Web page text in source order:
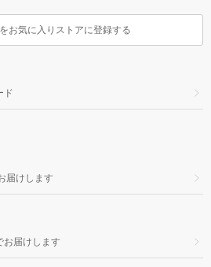
お気に入りストアに登録する
ド
届けします
お届けします